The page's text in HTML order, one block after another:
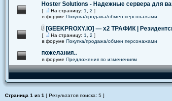
Hoster Solutions - Надежные сервера для
[ На страницу: 1 2 ]
в форуме Покупка/продажа/обмен персонажами
[GEEKPROXY.IO] — x2 ТРАФИК |
[ На страницу: 1 2 ]
в форуме Покупка/продажа/обмен персонажами
пожелания..
в форуме Предложения по изменениям
Страница 1 из 1 [ Результатов поиска: 5 ]